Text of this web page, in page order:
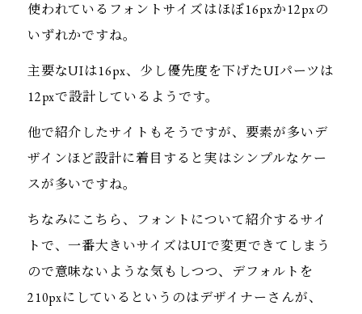
使われているフォントサイズはほぼ16pxか12pxの
いずれかですね。
主要なUIは16px、少し優先度を下げたUIパーツは
12pxで設計しているようです。
他で紹介したサイトもそうですが、要素が多いデ
ザインほど設計に着目すると実はシンプルなケー
スが多いですね。
ちなみにこちら、フォントについて紹介するサイ
トで、一番大きいサイズはUIで変更できてしまう
ので意味ないような気もしつつ、デフォルトを
210pxにしているというのはデザイナーさんが、